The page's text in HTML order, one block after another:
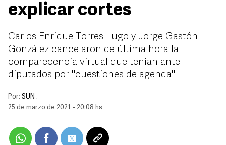
explicar cortes
Carlos Enrique Torres Lugo y Jorge Gastón
González cancelaron de última hora la
comparecencia virtual que tenían ante
diputados por "cuestiones de agenda"
Por: SUN .
25 de marzo de 2021 - 20:08 hs